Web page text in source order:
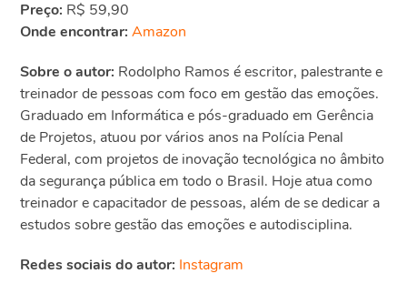
Preço: R$ 59,90
Onde encontrar: Amazon
Sobre o autor: Rodolpho Ramos é escritor, palestrante e
treinador de pessoas com foco em gestão das emoções.
Graduado em Informática e pós-graduado em Gerência
de Projetos, atuou por vários anos na Polícia Penal
Federal, com projetos de inovação tecnológica no âmbito
da segurança pública em todo o Brasil. Hoje atua como
treinador e capacitador de pessoas, além de se dedicar a
estudos sobre gestão das emoções e autodisciplina.
Redes sociais do autor: Instagram